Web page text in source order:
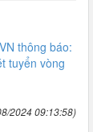
thông báo:
tuyển vòng
2024 09:13:58)